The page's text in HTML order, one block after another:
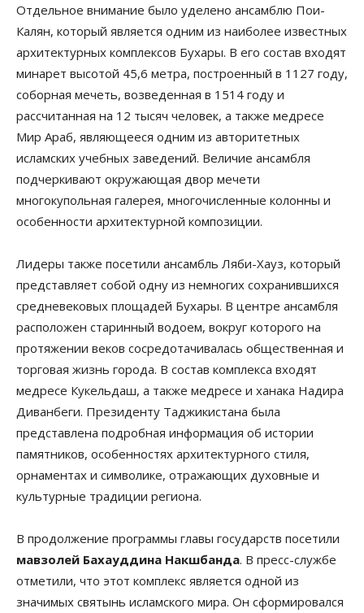
Отдельное внимание было уделено ансамблю Пои-
Калян, который является одним из наиболее известных
архитектурных комплексов Бухары. В его состав входят
минарет высотой 45,6 метра, построенный в 1127 году,
соборная мечеть, возведенная в 1514 году и
рассчитанная на 12 тысяч человек, а также медресе
Мир Араб, являющееся одним из авторитетных
исламских учебных заведений. Величие ансамбля
подчеркивают окружающая двор мечети
многокупольная галерея, многочисленные колонны и
особенности архитектурной композиции.
Лидеры также посетили ансамбль Ляби-Хауз, который
представляет собой одну из немногих сохранившихся
средневековых площадей Бухары. В центре ансамбля
расположен старинный водоем, вокруг которого на
протяжении веков сосредотачивалась общественная и
торговая жизнь города. В состав комплекса входят
медресе Кукельдаш, а также медресе и ханака Надира
Диванбеги. Президенту Таджикистана была
представлена подробная информация об истории
памятников, особенностях архитектурного стиля,
орнаментах и символике, отражающих духовные и
культурные традиции региона.
В продолжение программы главы государств посетили
мавзолей Бахауддина Накшбанда. В пресс-службе
отметили, что этот комплекс является одной из
значимых святынь исламского мира. Он сформировался